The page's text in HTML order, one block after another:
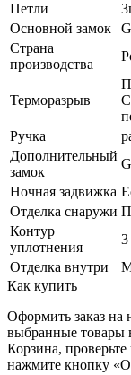
Петли
Основной замок
Страна
производства
Терморазрыв
Ручка
Дополнительный
замок
Ночная задвижка
Отделка снаружи
Контур
уплотнения
3
Отделка внутри
Как купить
Оформить заказ на
выбранные товары
Корзина,
нажмите кнопку